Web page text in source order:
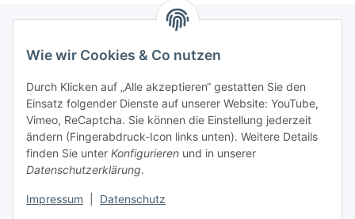
Wie wir Cookies & Co nutzen
Durch Klicken auf „Alle akzeptieren“ gestatten Sie den
Einsatz folgender Dienste auf unserer Website: YouTube,
Vimeo, ReCaptcha. Sie können die Einstellung jederzeit
ändern (Fingerabdruck-Icon links unten). Weitere Details
finden Sie unter Konfigurieren und in unserer
Datenschutzerklärung.
Impressum Datenschutz
Informationen
Gesetzliche Informationen
Mein Konto